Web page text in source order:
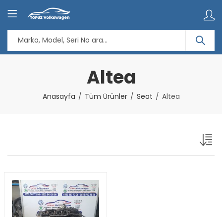
Altea
Anasayfa Tüm Ürünler Seat Altea